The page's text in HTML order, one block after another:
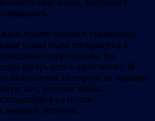
знаки, общение с
прилегающая к еврейскому
улица была превращена в
переселены. Но
лагерь всего один месяц. В
оккупантов 18 евреев на окраине
яму, которая якобы
на полях
техники.